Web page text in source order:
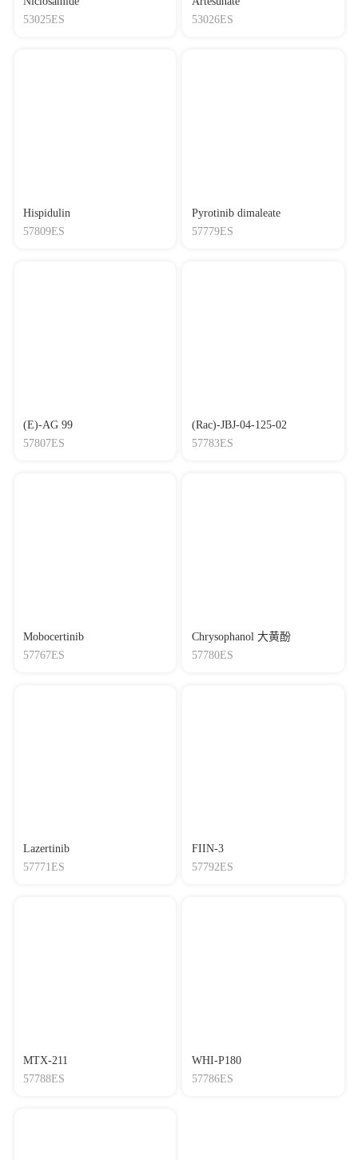
53025ES
53026ES
Hispidulin
57809ES
Pyrotinib dimaleate
57779ES
(E)-AG 99
57807ES
(Rac)-JBJ-04-125-02
57783ES
Mobocertinib
57767ES
Chrysophanol 大黄酚
57780ES
Lazertinib
57771ES
FIIN-3
57792ES
MTX-211
57788ES
WHI-P180
57786ES